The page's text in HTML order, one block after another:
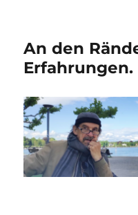
An den
Erfahrungen.